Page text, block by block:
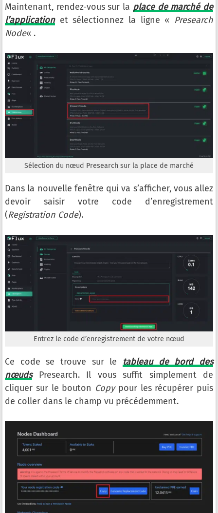
Maintenant, rendez-vous sur la place de marché de
l’applicationet sélectionnez la ligne « Presearch
Node« .
Sélection du nœud Presearch sur la place de marché
Dans la nouvelle fenêtre qui va s’afficher, vous allez
devoir saisir votre code d’enregistrement
(Registration Code).
Entrez le code d’enregistrement de votre nœud
Ce code se trouve sur le tableau de bord des
nœudsPresearch. Il vous suffit simplement de
cliquer sur le bouton Copy pour les récupérer puis
de coller dans le champ vu précédemment.